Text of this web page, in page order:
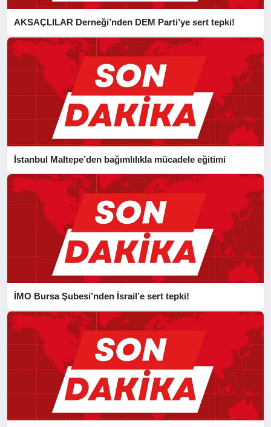
AKSAÇLILAR Derneği’nden DEM Parti’ye sert tepki!
İstanbul Maltepe’den bağımlılıkla mücadele eğitimi
İMO Bursa Şubesi’nden İsrail’e sert tepki!